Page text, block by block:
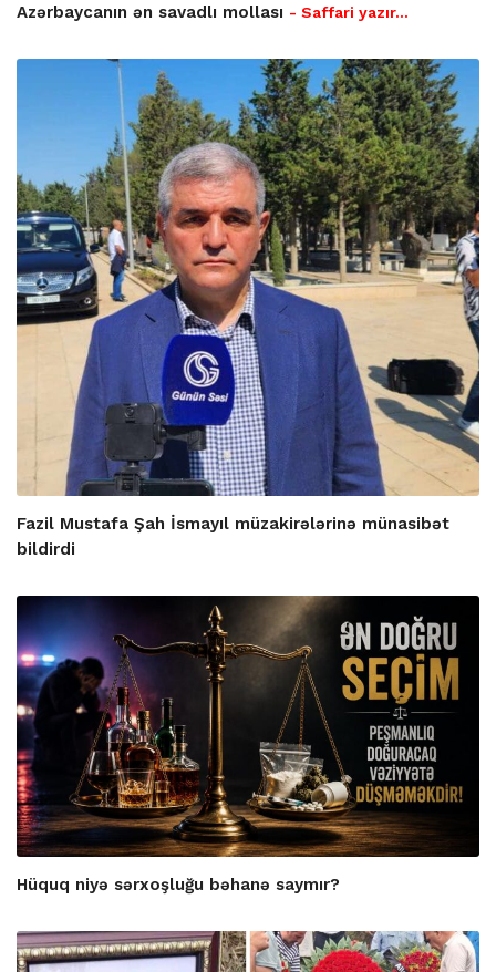
Azərbaycanın ən savadlı mollası - Saffari yazır…
Fazil Mustafa Şah İsmayıl müzakirələrinə münasibət
bildirdi
Hüquq niyə sərxoşluğu bəhanə saymır?